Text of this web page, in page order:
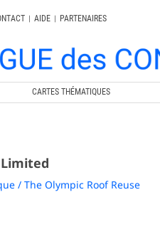
| AIDE |
PARTENAIRES
CARTES THÉMATIQUES
/ The Olympic Roof Reuse